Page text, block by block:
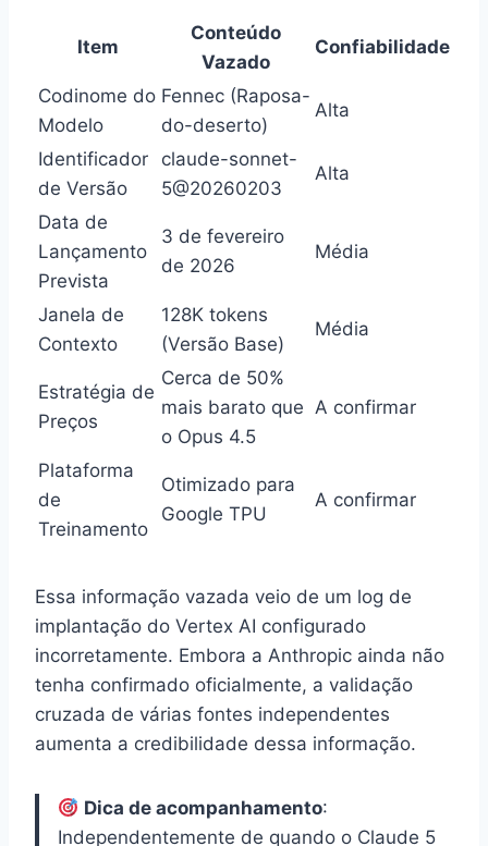
Item
Conteúdo
Vazado
Confiabilidade
Codinome do
Modelo
Fennec (Raposa-
do-deserto)
Alta
Identificador
de Versão
claude-sonnet-
5@20260203
Alta
Data de
Lançamento
Prevista
3 de fevereiro
de 2026
Média
Janela de
Contexto
128K tokens
(Versão Base)
Média
Estratégia de
Preços
Cerca de 50%
mais barato que
o Opus 4.5
A confirmar
Plataforma
de
Treinamento
Otimizado para
Google TPU
A confirmar
Essa informação vazada veio de um log de
implantação do Vertex AI configurado
incorretamente. Embora a Anthropic ainda não
tenha confirmado oficialmente, a validação
cruzada de várias fontes independentes
aumenta a credibilidade dessa informação.
Dica de acompanhamento:
Independentemente de quando o Claude 5